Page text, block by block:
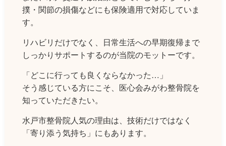
撲・関節の損傷などにも保険適用で対応していま
す。
リハビリだけでなく、日常生活への早期復帰まで
しっかりサポートするのが当院のモットーです。
「どこに行っても良くならなかった…」
そう感じている方にこそ、医心会みがわ整骨院を
知っていただきたい。
水戸市整骨院人気の理由は、技術だけではなく
「寄り添う気持ち」にもあります。